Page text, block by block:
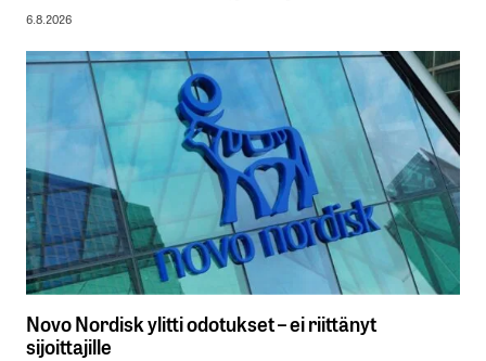
6.8.2026
Novo Nordisk ylitti odotukset – ei riittänyt
sijoittajille